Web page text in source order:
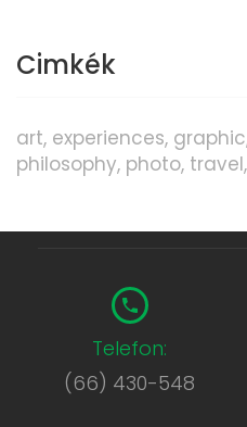
Cimkék
art experiences graphic
philosophy photo travel
Telefon:
(66) 430-548